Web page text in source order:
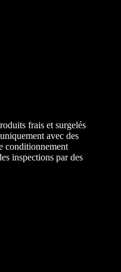
frais et surgelés
avec des
conditionnement
inspections par des